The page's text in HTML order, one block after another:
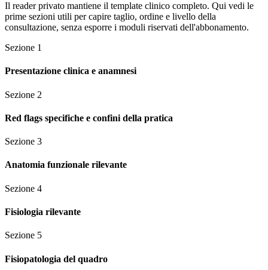
Il reader privato mantiene il template clinico completo. Qui vedi le
prime sezioni utili per capire taglio, ordine e livello della
consultazione, senza esporre i moduli riservati dell'abbonamento.
Sezione 1
Presentazione clinica e anamnesi
Sezione 2
Red flags specifiche e confini della pratica
Sezione 3
Anatomia funzionale rilevante
Sezione 4
Fisiologia rilevante
Sezione 5
Fisiopatologia del quadro